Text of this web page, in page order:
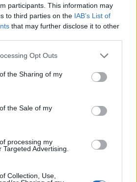
participants. This information may
to third parties on the IAB’s List of
that may further disclose it to other
app uses one or more Google
or usage behaviour. You may click to
Google and its third-party tags to
specified purposes in below Google
Opt Outs
the Sharing of my
the Sale of my
processing my
Advertising.
Collection, Use,
ξέσπασμα του ιού του
με κρούσματα στην Αττική
τον Ιατρικό Σύλλογο
στον Άλιμο –
στο Λονδίνο βίαζε
ιερόδουλες – Είχε
το κύμα ζέστης -
βρίσκονται στο επίκεντρο